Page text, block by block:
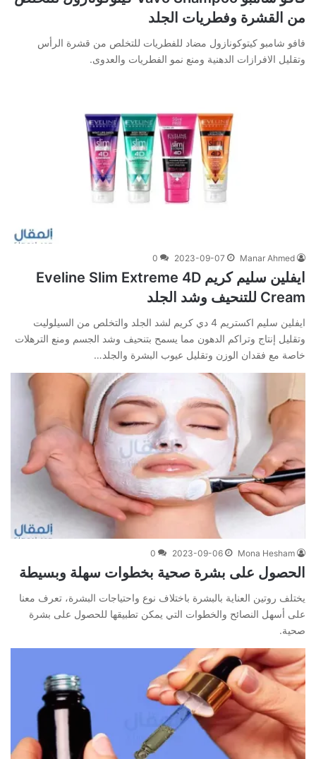
من القشرة وفطريات الجلد
فافو شامبو كيتوكونازول مضاد للفطريات للتخلص من قشرة الرأس
وتقليل الافرازات الدهنية ومنع نمو الفطريات والعدوى.
Manar Ahmed
2023-09-07
0
ايفلين سليم كريم Eveline Slim Extreme 4D
Cream للتنحيف وشد الجلد
ايفلين سليم اكستريم 4 دي كريم لشد الجلد والتخلص من السيلوليت
وتقليل إنتاج وتراكم الدهون مما يسمح بتنحيف وشد الجسم ومنع الترهلات
خاصة مع فقدان الوزن وتقليل عيوب البشرة والجلد…
Mona Hesham
2023-09-06
0
الحصول على بشرة صحية بخطوات سهلة وبسيطة
يختلف روتين العناية بالبشرة باختلاف نوع واحتياجات البشرة، تعرف معنا
على أسهل النصائح والخطوات التي يمكن تطبيقها للحصول على بشرة
صحية.